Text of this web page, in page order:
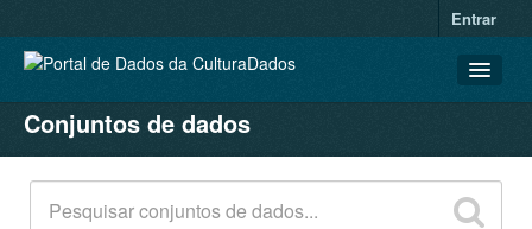
Entrar
CONJUNTOS DE DADOS
ORGANIZAÇÕES
GRUPOS
Conjuntos de dados